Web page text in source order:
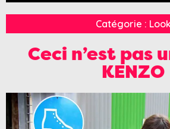
Catégorie : Look
Ceci n’est pas
KENZO